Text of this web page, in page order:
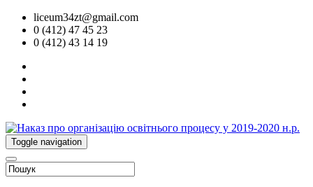
liceum34zt@gmail.com
0 (412) 47 45 23
0 (412) 43 14 19
Toggle navigation